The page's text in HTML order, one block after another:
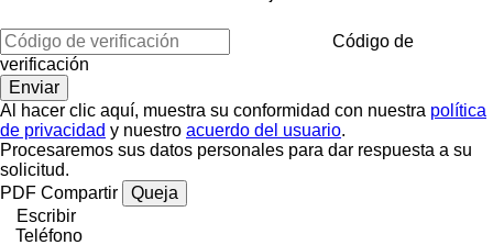
Código de
verificación
Al hacer clic aquí, muestra su conformidad con nuestra política
de privacidad y nuestro acuerdo del usuario.
Procesaremos sus datos personales para dar respuesta a su
solicitud.
PDF Compartir
Queja
Escribir
Teléfono